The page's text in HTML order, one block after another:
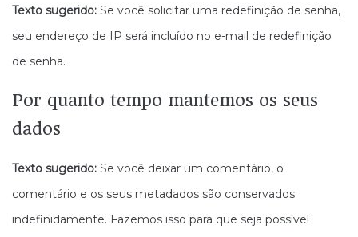
Texto sugerido: Se você solicitar uma redefinição de senha,
seu endereço de IP será incluído no e-mail de redefinição
de senha.
Por quanto tempo mantemos os seus
dados
Texto sugerido: Se você deixar um comentário, o
comentário e os seus metadados são conservados
indefinidamente. Fazemos isso para que seja possível